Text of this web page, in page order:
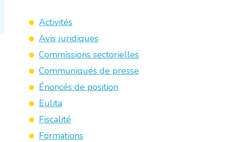
Activités
Avis juridiques
Commissions sectorielles
Communiqués de presse
Énoncés de position
Eulita
Fiscalité
Formations